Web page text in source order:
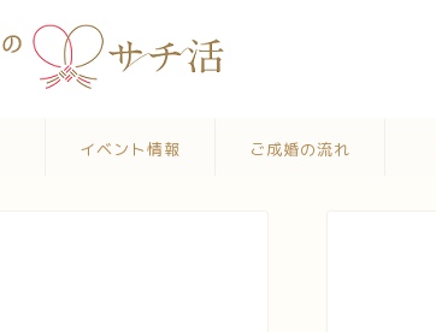
イベント情報 ご成婚の流れ